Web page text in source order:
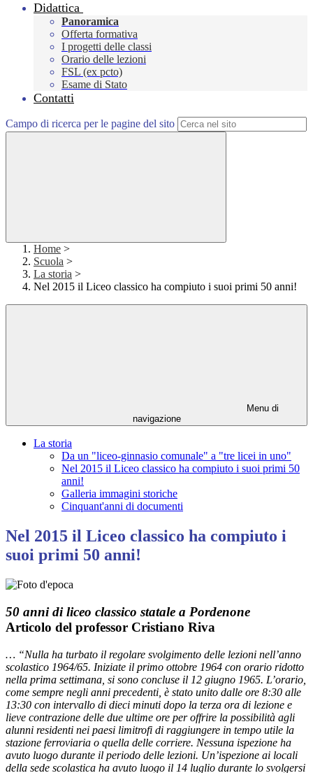
Didattica
Panoramica
Offerta formativa
I progetti delle classi
Orario delle lezioni
FSL (ex pcto)
Esame di Stato
Contatti
Campo di ricerca per le pagine del sito
Home >
Scuola >
La storia >
Nel 2015 il Liceo classico ha compiuto i suoi primi 50 anni!
Menu di
navigazione
La storia
Da un "liceo-ginnasio comunale" a "tre licei in uno"
Nel 2015 il Liceo classico ha compiuto i suoi primi 50
anni!
Galleria immagini storiche
Cinquant'anni di documenti
Nel 2015 il Liceo classico ha compiuto i
suoi primi 50 anni!
50 anni di liceo classico statale a Pordenone
Articolo del professor Cristiano Riva
… “Nulla ha turbato il regolare svolgimento delle lezioni nell’anno
scolastico 1964/65. Iniziate il primo ottobre 1964 con orario ridotto
nella prima settimana, si sono concluse il 12 giugno 1965. L’orario,
come sempre negli anni precedenti, è stato unito dalle ore 8:30 alle
13:30 con intervallo di dieci minuti dopo la terza ora di lezione e
lieve contrazione delle due ultime ore per offrire la possibilità agli
alunni residenti nei paesi limitrofi di raggiungere in tempo utile la
stazione ferroviaria o quella delle corriere. Nessuna ispezione ha
avuto luogo durante il periodo delle lezioni. Un’ispezione ai locali
della sede scolastica ha avuto luogo il 14 luglio durante lo svolgersi